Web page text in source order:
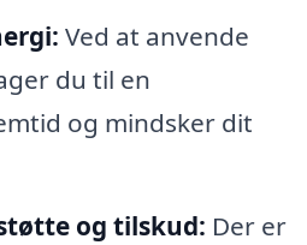
Ved at anvende
du til en
og mindsker dit
og tilskud: Der er